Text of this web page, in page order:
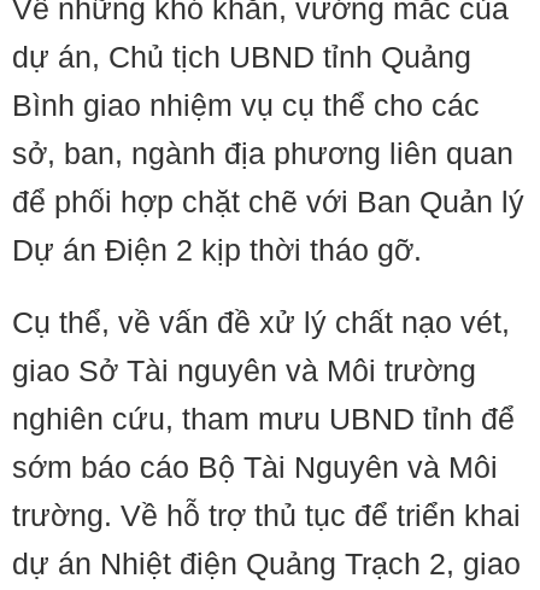
Về những khó khăn, vướng mắc của
dự án, Chủ tịch UBND tỉnh Quảng
Bình giao nhiệm vụ cụ thể cho các
sở, ban, ngành địa phương liên quan
để phối hợp chặt chẽ với Ban Quản lý
Dự án Điện 2 kịp thời tháo gỡ.
Cụ thể, về vấn đề xử lý chất nạo vét,
giao Sở Tài nguyên và Môi trường
nghiên cứu, tham mưu UBND tỉnh để
sớm báo cáo Bộ Tài Nguyên và Môi
trường. Về hỗ trợ thủ tục để triển khai
dự án Nhiệt điện Quảng Trạch 2, giao